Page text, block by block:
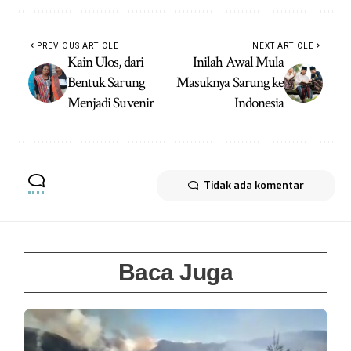
PREVIOUS ARTICLE
Kain Ulos, dari
Bentuk Sarung
Menjadi Suvenir
NEXT ARTICLE
Inilah Awal Mula
Masuknya Sarung ke
Indonesia
Tidak ada komentar
Baca Juga